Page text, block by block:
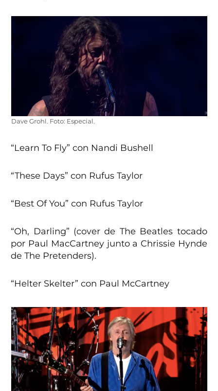
Dave Grohl. Foto: Especial.
“Learn To Fly” con Nandi Bushell
“These Days” con Rufus Taylor
“Best Of You” con Rufus Taylor
“Oh, Darling” (cover de The Beatles tocado
por Paul MacCartney junto a Chrissie Hynde
de The Pretenders).
“Helter Skelter” con Paul McCartney